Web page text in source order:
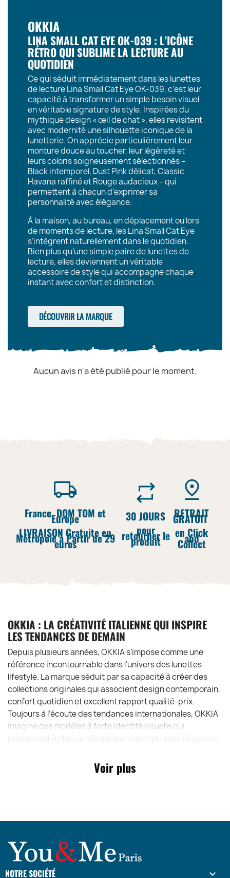
OKKIA
LINA SMALL CAT EYE OK-039 : L’ICÔNE
RÉTRO QUI SUBLIME LA LECTURE AU
QUOTIDIEN
Ce qui séduit immédiatement dans les lunettes
de lectureLina Small Cat Eye OK-039, c’est leur
capacité à transformer un simple besoin visuel
en véritable signature de style. Inspirées du
mythique design « œil de chat », elles revisitent
avec modernité une silhouette iconique de la
lunetterie. On apprécie particulièrement leur
monture douce au toucher, leur légèreté et
leurs coloris soigneusement sélectionnés –
Black intemporel, Dust Pink délicat, Classic
Havana raffiné et Rouge audacieux– qui
permettent à chacun d’exprimer sa
personnalité avec élégance.
À la maison, au bureau, en déplacement ou lors
de moments de lecture, les Lina Small Cat Eye
s’intègrent naturellement dans le quotidien.
Bien plus qu’une simple paire de lunettes de
lecture, elles deviennent un véritable
accessoire de style qui accompagne chaque
instant avec confort et distinction.
DÉCOUVRIR LA MARQUE
Aucun avis n'a été publié pour le moment.
France, DOM TOM et
Europe
LIVRAISON Gratuite en
Métropole à Partir de 29
euros
30 JOURS
pour
retourner le
produit
RETRAIT
GRATUIT
en Click
and
Collect
OKKIA : LA CRÉATIVITÉ ITALIENNE QUI INSPIRE
LES TENDANCES DE DEMAIN
Depuis plusieurs années, OKKIA s’impose comme une
référence incontournable dans l’univers des lunettes
lifestyle. La marque séduit par sa capacité à créer des
collections originales qui associent design contemporain,
confort quotidien et excellent rapport qualité-prix.
Toujours à l’écoute des tendances internationales, OKKIA
imagine des modèles à forte identité visuelle qui
accessible, faisant de la marque un acteur majeur du
marché des lunettes mode en Europe. Avec les Lina Small
OKKIA LINA SMALL CAT EYE OK-039 ?
Les lunettes Lina Small Cat Eye conviennent-elles à un
usage quotidien ?
Voir plus
NOTRE SOCIÉTÉ 